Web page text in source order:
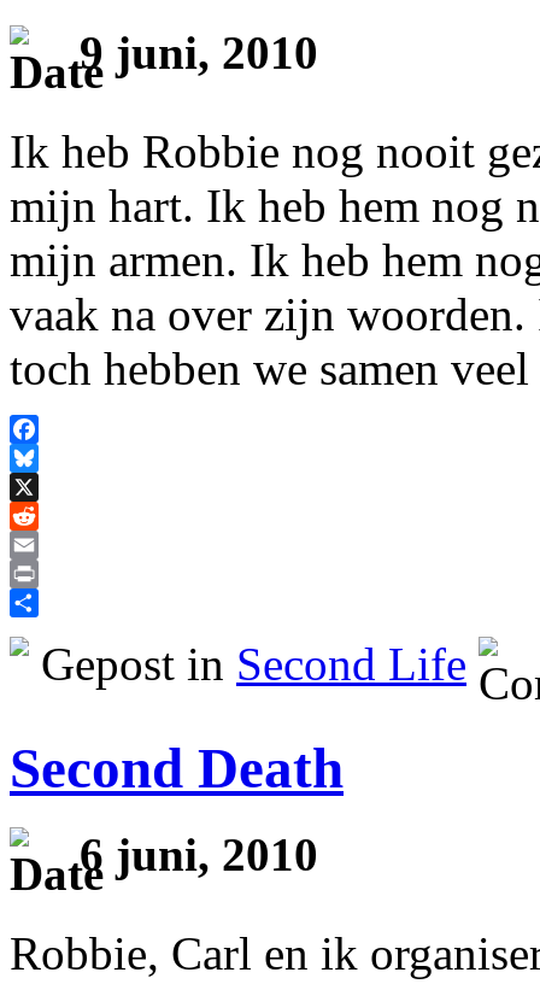
9 juni, 2010
Ik heb Robbie nog nooit
mijn hart. Ik heb hem nog
mijn armen. Ik heb hem
vaak na over zijn
toch hebben we samen
Facebook
Bluesky
X
Reddit
Email
Print
Gepost in Second Life
Second Death
6 juni, 2010
Robbie, Carl en ik